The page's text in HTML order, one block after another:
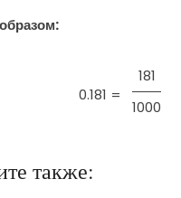
0.181 =
181
1000
также: